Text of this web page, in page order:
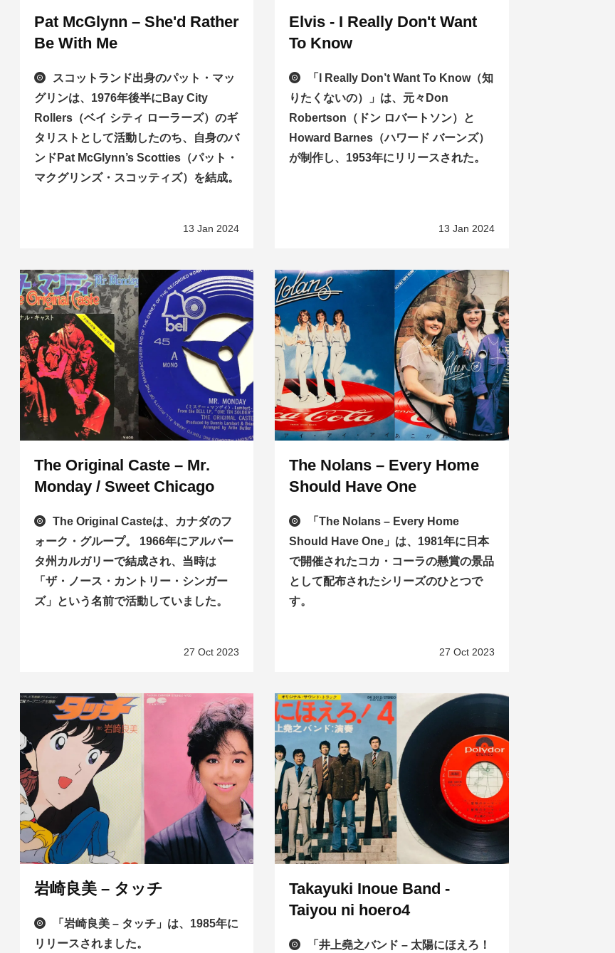
Pat McGlynn – She'd Rather
Be With Me
スコットランド出身のパット・マッ
グリンは、1976年後半にBay City
Rollers（ベイ シティ ローラーズ）のギ
タリストとして活動したのち、自身のバ
ンドPat McGlynn’s Scotties（パット・
マクグリンズ・スコッティズ）を結成。
13 Jan 2024
Elvis - I Really Don't Want
To Know
「I Really Don’t Want To Know（知
りたくないの）」は、元々Don
Robertson（ドン ロバートソン）と
Howard Barnes（ハワード バーンズ）
が制作し、1953年にリリースされた。
13 Jan 2024
The Original Caste – Mr.
Monday / Sweet Chicago
The Original Casteは、カナダのフ
ォーク・グループ。 1966年にアルバー
タ州カルガリーで結成され、当時は
「ザ・ノース・カントリー・シンガー
ズ」という名前で活動していました。
27 Oct 2023
The Nolans – Every Home
Should Have One
「The Nolans – Every Home
Should Have One」は、1981年に日本
で開催されたコカ・コーラの懸賞の景品
として配布されたシリーズのひとつで
す。
27 Oct 2023
岩崎良美 – タッチ
「岩崎良美 – タッチ」は、1985年に
リリースされました。
Takayuki Inoue Band -
Taiyou ni hoero4
「井上堯之バンド – 太陽にほえろ！